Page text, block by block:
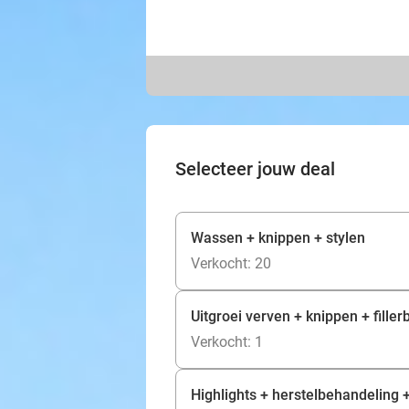
Selecteer jouw deal
Wassen + knippen + stylen
Verkocht: 20
Uitgroei verven + knippen +
Verkocht: 1
Highlights + herstelbehandeling